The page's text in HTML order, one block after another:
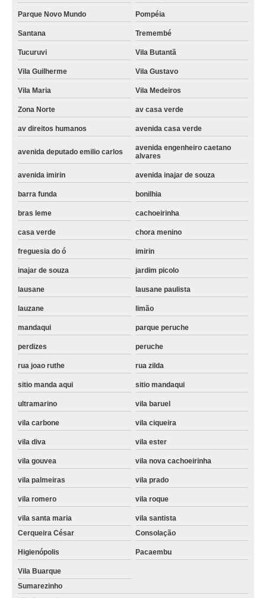
Parque Novo Mundo Pompéia
Santana Tremembé
Tucuruvi Vila Butantã
Vila Guilherme Vila Gustavo
Vila Maria Vila Medeiros
Zona Norte av casa verde
av direitos humanos avenida casa verde
avenida deputado emilio carlos
avenida engenheiro caetano
alvares
avenida imirin avenida inajar de souza
barra funda bonilhia
bras leme cachoeirinha
casa verde chora menino
freguesia do ó imirin
inajar de souza jardim picolo
lausane lausane paulista
lauzane limão
mandaqui parque peruche
perdizes peruche
rua joao ruthe rua zilda
sitio manda aqui sitio mandaqui
ultramarino vila baruel
vila carbone vila ciqueira
vila diva vila ester
vila gouvea vila nova cachoeirinha
vila palmeiras vila prado
vila romero vila roque
vila santa maria
vila santista
Cerqueira César
Consolação
Higienópolis Pacaembu
Vila Buarque
Sumarezinho